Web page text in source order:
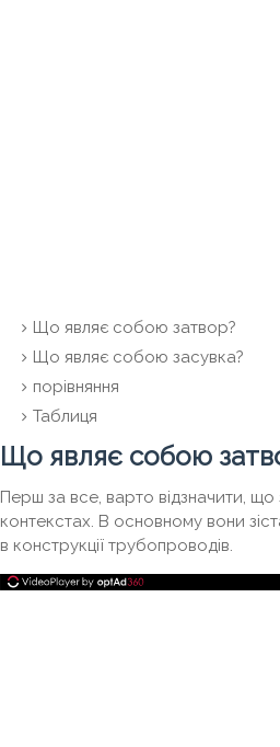
Що являє собою затвор?
Що являє собою засувка?
порівняння
Таблиця
Що являє собою
Перш за все, варто відзначити, що
контекстах. В основному вони
в конструкції трубопроводів.